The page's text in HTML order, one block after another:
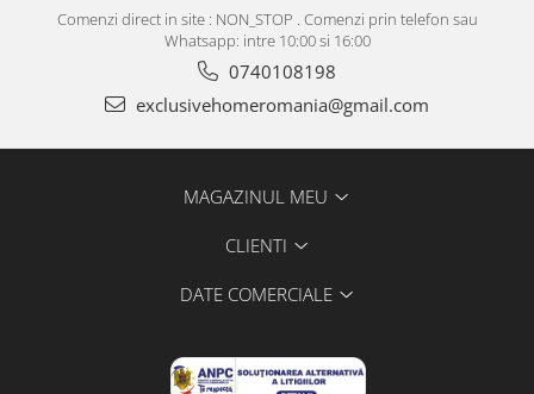
Comenzi direct in site : NON_STOP . Comenzi prin telefon sau
Whatsapp: intre 10:00 si 16:00
0740108198
exclusivehomeromania@gmail.com
MAGAZINUL MEU
CLIENTI
DATE COMERCIALE